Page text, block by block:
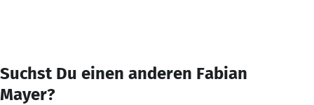
Suchst Du einen anderen Fabian
Mayer?